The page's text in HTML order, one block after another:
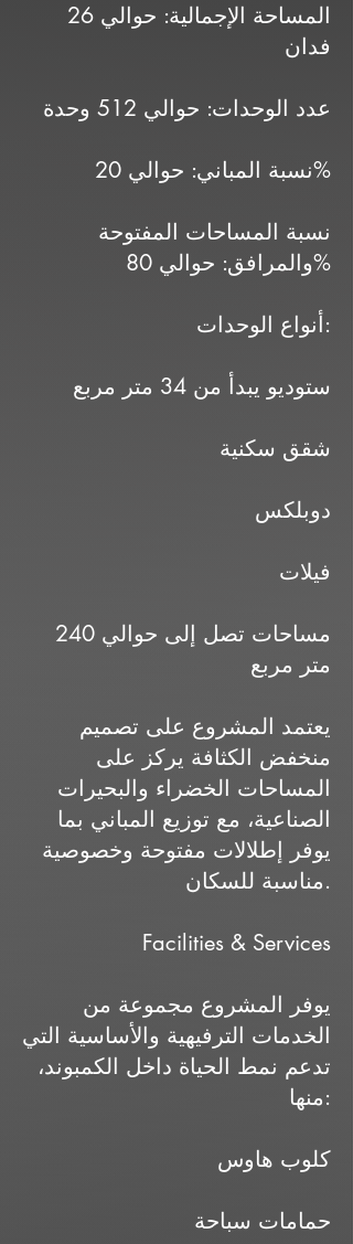
المساحة الإجمالية: حوالي 26
فدان
عدد الوحدات: حوالي 512 وحدة
نسبة المباني: حوالي 20%
نسبة المساحات المفتوحة
والمرافق: حوالي 80%
أنواع الوحدات:
ستوديو يبدأ من 34 متر مربع
شقق سكنية
دوبلكس
فيلات
مساحات تصل إلى حوالي 240
متر مربع
يعتمد المشروع على تصميم
منخفض الكثافة يركز على
المساحات الخضراء والبحيرات
الصناعية، مع توزيع المباني بما
يوفر إطلالات مفتوحة وخصوصية
مناسبة للسكان.
Facilities & Services
يوفر المشروع مجموعة من
الخدمات الترفيهية والأساسية التي
تدعم نمط الحياة داخل الكمبوند،
منها:
كلوب هاوس
حمامات سباحة